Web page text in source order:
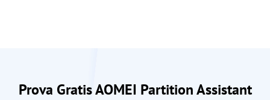
Prova Gratis AOMEI Partition Assistant